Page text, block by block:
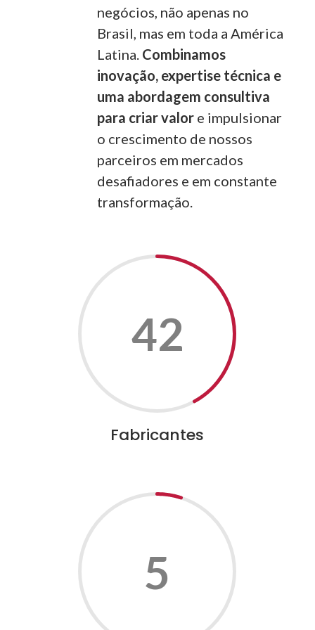
negócios, não apenas no
Brasil, mas em toda a América
Latina. Combinamos
inovação, expertise técnica e
uma abordagem consultiva
para criar valore impulsionar
o crescimento de nossos
parceiros em mercados
desafiadores e em constante
transformação.
42
Fabricantes
5